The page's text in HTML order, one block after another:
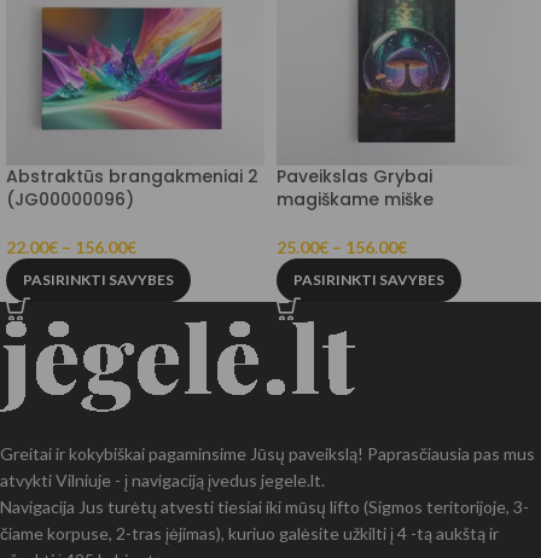
Abstraktūs brangakmeniai 2
(JG00000096)
22.00€ – 156.00€
PASIRINKTI SAVYBES
Paveikslas Grybai
magiškame miške
25.00€ – 156.00€
PASIRINKTI SAVYBES
Greitai ir kokybiškai pagaminsime Jūsų paveikslą! Paprasčiausia pas mus
atvykti Vilniuje - į navigaciją įvedus jegele.lt.
Navigacija Jus turėtų atvesti tiesiai iki mūsų lifto (Sigmos teritorijoje, 3-
čiame korpuse, 2-tras įėjimas), kuriuo galėsite užkilti į 4 -tą aukštą ir